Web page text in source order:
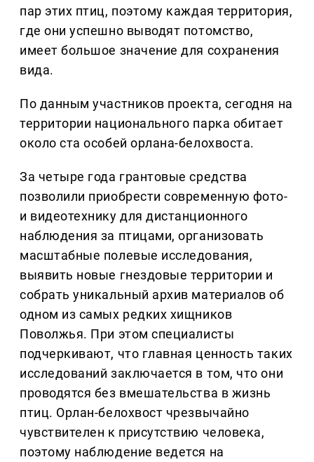
пар этих птиц, поэтому каждая территория,
где они успешно выводят потомство,
имеет большое значение для сохранения
вида.
По данным участников проекта, сегодня на
территории национального парка обитает
около ста особей орлана-белохвоста.
За четыре года грантовые средства
позволили приобрести современную фото-
и видеотехнику для дистанционного
наблюдения за птицами, организовать
масштабные полевые исследования,
выявить новые гнездовые территории и
собрать уникальный архив материалов об
одном из самых редких хищников
Поволжья. При этом специалисты
подчеркивают, что главная ценность таких
исследований заключается в том, что они
проводятся без вмешательства в жизнь
птиц. Орлан-белохвост чрезвычайно
чувствителен к присутствию человека,
поэтому наблюдение ведется на